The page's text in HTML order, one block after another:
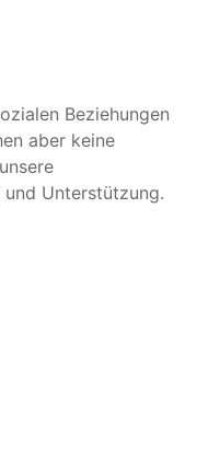
Beziehungen
aber keine
und Unterstützung.